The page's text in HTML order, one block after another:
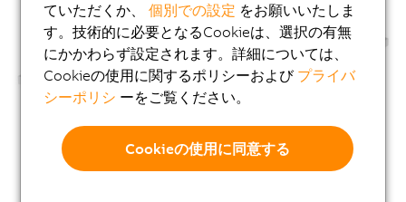
ていただくか、個別での設定 をお願いいたしま
す。技術的に必要となるCookieは、選択の有無
にかかわらず設定されます。詳細については、
Cookieの使用に関するポリシーおよび プライバ
シーポリシ ーをご覧ください。
Cookieの使用に同意する